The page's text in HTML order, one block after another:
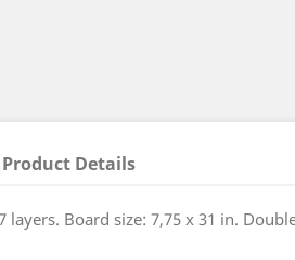
Product Details
layers. Board size: 7,75 x 31 in.